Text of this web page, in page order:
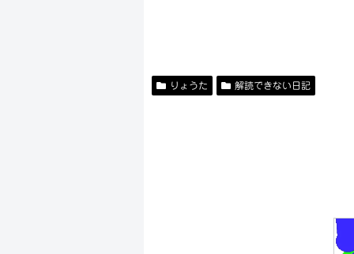
りょうた 解読できない日記